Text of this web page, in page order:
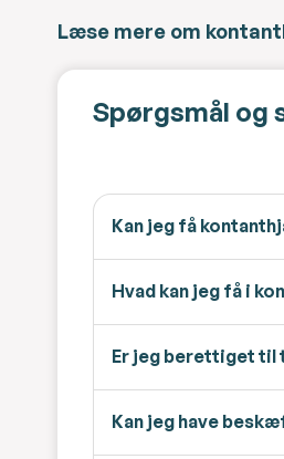
Læse mere om
Spørgsmål og
Kan jeg få
Hvad kan jeg få i
Er jeg berettiget til
Kan jeg have